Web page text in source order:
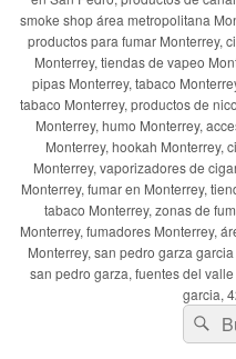
smoke shop área metropolitana
productos para fumar Monterrey,
Monterrey, tiendas de vapeo
pipas Monterrey, tabaco
tabaco Monterrey, productos de
Monterrey, humo Monterrey,
Monterrey, hookah Monterrey,
Monterrey, vaporizadores de
Monterrey, fumar en Monterrey,
tabaco Monterrey, zonas de
Monterrey, fumadores Monterrey,
Monterrey, san pedro garza
san pedro garza, fuentes del
garcia,
Buscar
por: